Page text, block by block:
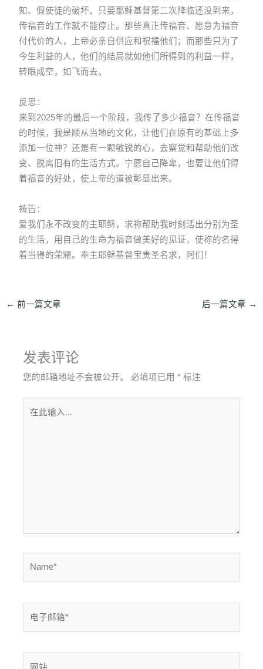
知、假使徒的破坏。只要耶稣基督第二次降临还没到来，
传福音的工作就不能停止。那些真正传福音、愿意为福音
付代价的人，上帝必亲自供应和祝福他们；而那些只为了
今生利益的人，他们的结局就如他们所得到的利益一样，
转眼成空，如飞而去。
反思：
来到2025年的最后一个阶段，我传了多少福音？在传福音
的时候，我是顺从当地的文化，让他们在原有的基础上多
添加一位神？还是有一颗敏锐的心，去察觉和帮助他们改
变、脱离旧有的生活方式。宁愿自己降卑，也要让他们得
着福音的好处，使上帝的道被彰显出来。
祷告：
爱我们永不改变的主耶稣，求祢帮助我时刻活出分别为圣
的生活，用自己的生命为福音做美好的见证，使祢的名得
着当得的荣耀。奉主耶稣基督宝贵圣名求，阿们！
← 前一篇文章 后一篇文章 →
发表评论
您的邮箱地址不会被公开。 必填项已用* 标注
箱